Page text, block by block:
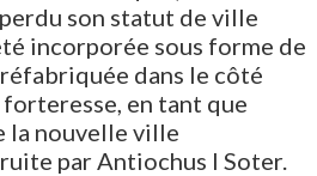
perdu son statut de ville
incorporée sous forme de
dans le côté
en tant que
la nouvelle ville
par Antiochus I Soter.